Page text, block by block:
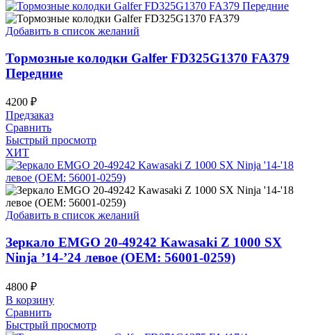
Добавить в список желаний
Тормозные колодки Galfer FD325G1370 FA379
Передние
4200 ₽
Предзаказ
Сравнить
Быстрый просмотр
ХИТ
Добавить в список желаний
Зеркало EMGO 20-49242 Kawasaki Z 1000 SX
Ninja ’14-’24 левое (OEM: 56001-0259)
4800 ₽
В корзину
Сравнить
Быстрый просмотр